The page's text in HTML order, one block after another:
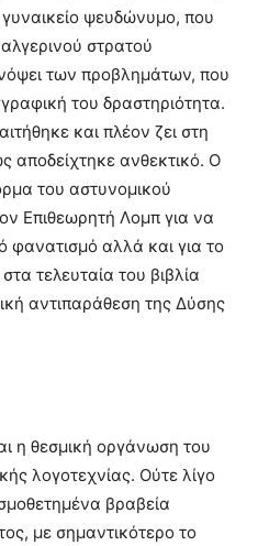
ψευδώνυμο, που
στρατού
των προβλημάτων, που
του δραστηριότητα.
και πλέον ζει στη
αποδείχτηκε ανθεκτικό. Ο
του αστυνομικού
Επιθεωρητή Λομπ για να
φανατισμό αλλά και για το
τελευταία του βιβλία
αντιπαράθεση της Δύσης
η θεσμική οργάνωση του
λογοτεχνίας. Ούτε λίγο
βραβεία
με σημαντικότερο το